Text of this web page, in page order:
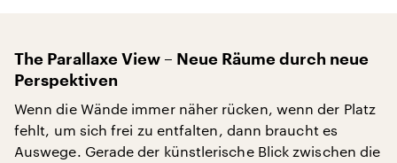
The Parallaxe View – Neue Räume durch neue
Perspektiven
Wenn die Wände immer näher rücken, wenn der Platz
fehlt, um sich frei zu entfalten, dann braucht es
Auswege. Gerade der künstlerische Blick zwischen die